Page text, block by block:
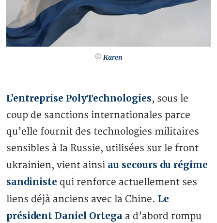
© Karen
L’entreprise PolyTechnologies, sous le
coup de sanctions internationales parce
qu’elle fournit des technologies militaires
sensibles à la Russie, utilisées sur le front
ukrainien, vient ainsi au secours du régime
sandiniste qui renforce actuellement ses
liens déjà anciens avec la Chine. Le
président Daniel Ortega a d’abord rompu